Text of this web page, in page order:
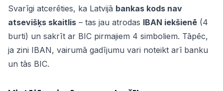
Svarīgi atcerēties, ka Latvijā bankas kods nav
atsevišķs skaitlis – tas jau atrodas IBAN iekšienē (4
burti) un sakrīt ar BIC pirmajiem 4 simboliem. Tāpēc,
ja zini IBAN, vairumā gadījumu vari noteikt arī banku
un tās BIC.